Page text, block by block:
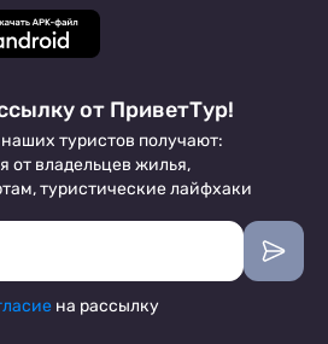
от ПриветТур!
туристов получают:
от владельцев жилья,
туристические лайфхаки
на рассылку